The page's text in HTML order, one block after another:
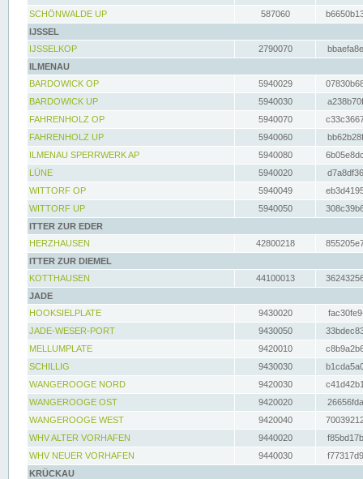
SCHÖNWALDE UP
587060
IJSSEL
IJSSELKOP
2790070
ILMENAU
BARDOWICK OP
5940029
BARDOWICK UP
5940030
FAHRENHOLZ OP
5940070
FAHRENHOLZ UP
5940060
ILMENAU SPERRWERK AP
5940080
LÜNE
5940020
WITTORF OP
5940049
WITTORF UP
5940050
ITTER ZUR EDER
HERZHAUSEN
42800218
ITTER ZUR DIEMEL
KOTTHAUSEN
44100013
JADE
HOOKSIELPLATE
9430020
JADE-WESER-PORT
9430050
MELLUMPLATE
9420010
SCHILLIG
9430030
WANGEROOGE NORD
9420030
WANGEROOGE OST
9420020
WANGEROOGE WEST
9420040
WHV ALTER VORHAFEN
9440020
WHV NEUER VORHAFEN
9440030
KRÜCKAU